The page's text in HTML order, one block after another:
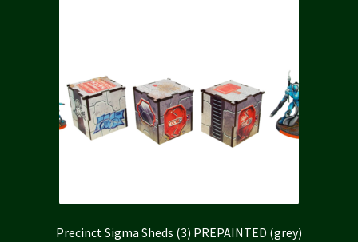
Precinct Sigma Sheds (3) PREPAINTED (grey)